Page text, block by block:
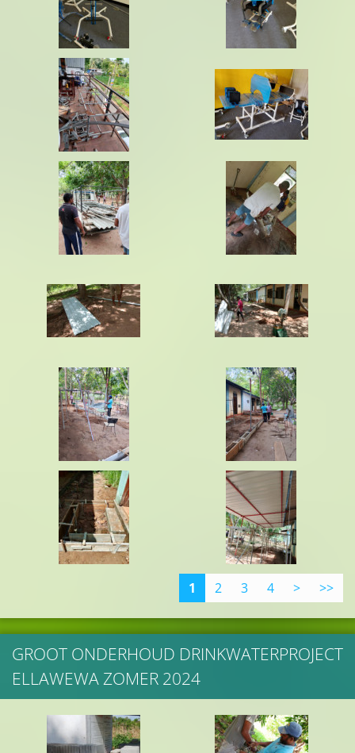
1 2 3 4 > >>
GROOT ONDERHOUD DRINKWATERPROJECT
ELLAWEWA ZOMER 2024